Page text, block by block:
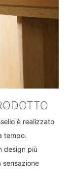
è realizzato
tempo.
design più
sensazione